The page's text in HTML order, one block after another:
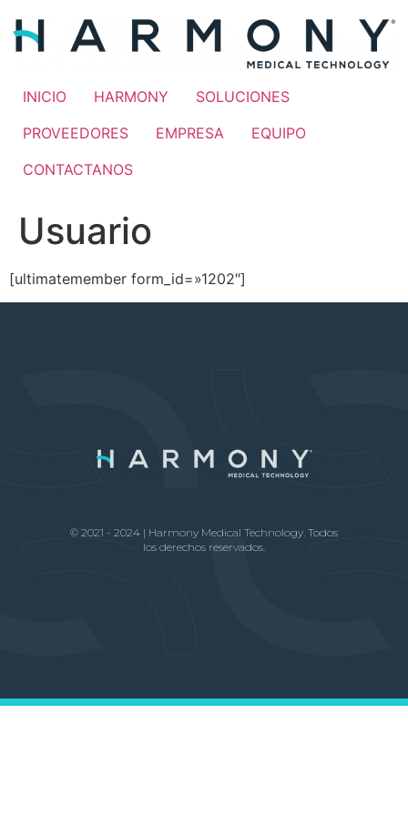
INICIO HARMONY
SOLUCIONES
PROVEEDORES
EMPRESA
EQUIPO
CONTACTANOS
Usuario
[ultimatemember form_id=»1202″]
© 2021 - 2024 | Harmony Medical Technology. Todos
los derechos reservados.